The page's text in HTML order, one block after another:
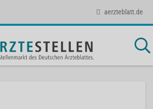
aerzteblatt.de